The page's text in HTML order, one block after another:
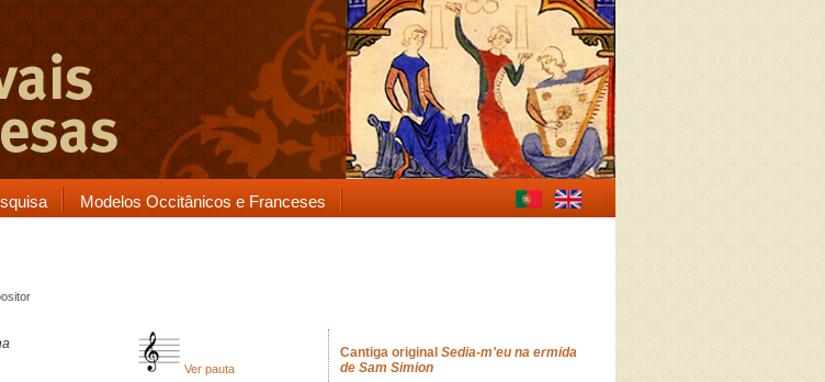
Modelos Occitânicos e Franceses
Ver pauta
Cantiga original Sedia-m'eu na ermida
de Sam Simion